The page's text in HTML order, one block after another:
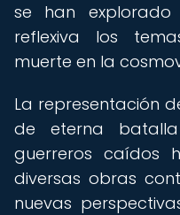
se han
reflexiva los
muerte en la
La representación
de eterna
guerreros caídos
diversas obras
nuevas